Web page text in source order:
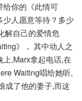
给你的《此情可
人愿意等待？多少
解自己的爱情危
》， 其中动人之
,Marx拿起电话,在
Waiting唱给她听,
成了他的妻子,而这